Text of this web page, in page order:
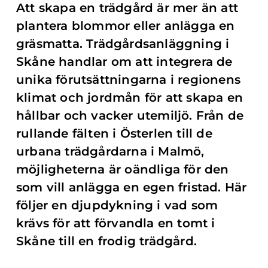
Att skapa en trädgård är mer än att
plantera blommor eller anlägga en
gräsmatta. Trädgårdsanläggning i
Skåne handlar om att integrera de
unika förutsättningarna i regionens
klimat och jordmån för att skapa en
hållbar och vacker utemiljö. Från de
rullande fälten i Österlen till de
urbana trädgårdarna i Malmö,
möjligheterna är oändliga för den
som vill anlägga en egen fristad. Här
följer en djupdykning i vad som
krävs för att förvandla en tomt i
Skåne till en frodig trädgård.